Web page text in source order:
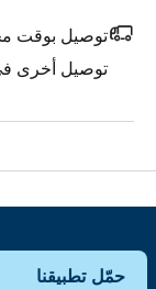
توصيل بوقت
توصيل أخرى
حمّل تطبيقنا